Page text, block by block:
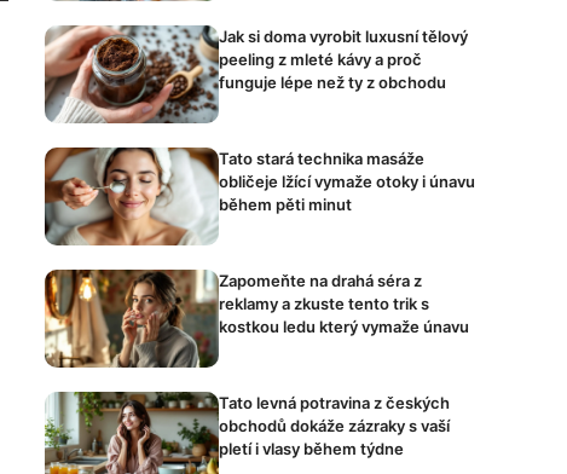
Jak si doma vyrobit luxusní tělový
peeling z mleté kávy a proč
funguje lépe než ty z obchodu
Tato stará technika masáže
obličeje lžící vymaže otoky i únavu
během pěti minut
Zapomeňte na drahá séra z
reklamy a zkuste tento trik s
kostkou ledu který vymaže únavu
Tato levná potravina z českých
obchodů dokáže zázraky s vaší
pletí i vlasy během týdne